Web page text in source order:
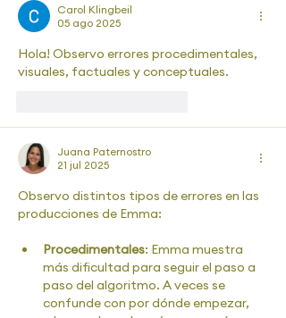
Carol Klingbeil
05 ago 2025
Hola! Observo errores procedimentales,
visuales, factuales y conceptuales.
Juana Paternostro
21 jul 2025
Observo distintos tipos de errores en las
producciones de Emma:
Procedimentales: Emma muestra
más dificultad para seguir el paso a
paso del algoritmo. A veces se
confunde con por dónde empezar,